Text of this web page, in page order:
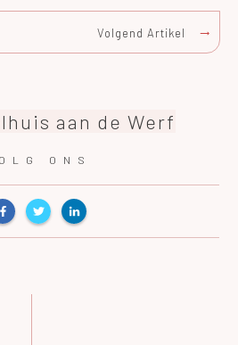
Volgend Artikel
aan de Werf
ONS